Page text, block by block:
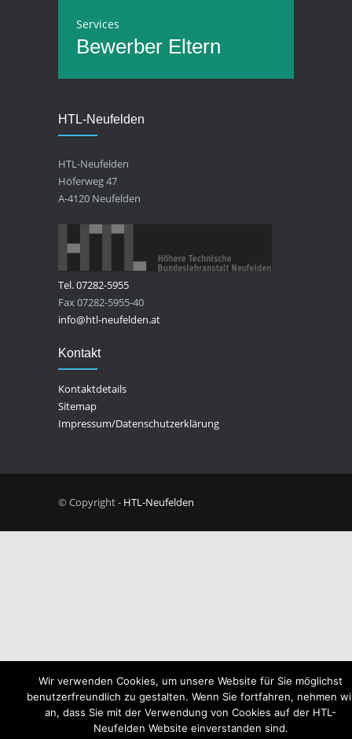
HTL-Neufelden
HTL-Neufelden
A-4120 Neufelden
Tel. 07282-5955
Fax 07282-5955-40
info@htl-neufelden.at
Kontakt
Kontaktdetails
Sitemap
Impressum/Datenschutzerklärung
Wir verwenden Cookies, um unsere Website für Sie möglichst
benutzerfreundlich zu gestalten. Wenn Sie fortfahren, nehmen
an, dass Sie mit der Verwendung von Cookies auf der HTL-
Neufelden Website einverstanden sind.